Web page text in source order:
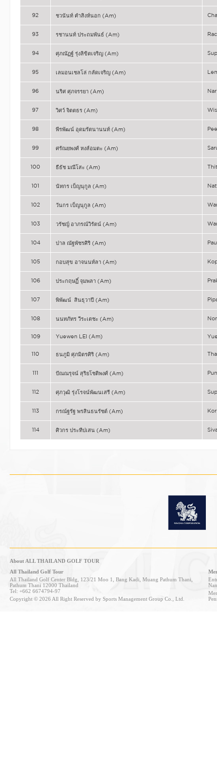
92 ชวนันท์ คำสิงห์นอก (Am)
93 รชานนท์ ประถมพันธ์ (Am)
94 ศุภณัฏฐ์ รุ่งลิขิตเจริญ (Am)
95 เลมอนเชลโล่ กลัดเจริญ (Am)
96 นริศ ศุภจรรยา (Am)
97 วิศว์ จิตตธร (Am)
98 พีรพัฒน์ อุดมรัตนานนท์ (Am)
99 ศรัณยพงศ์ หงส์อมตะ (Am)
100 ธีธัช มณีโสะ (Am)
101 นัทกร เบ็ญนุกูล (Am)
102 วันกร เบ็ญนุกูล (Am)
103 วรัชญ์ อาภรณ์วิรัตน์ (Am)
104 ปาล ณัฐพัชรศิริ (Am)
105 กอบสุข อาจนนท์ลา (Am)
106 ประกฤษฏิ์ จุมพลา (Am)
107 พิพัฒน์ สินธุวาปี (Am)
108 นนทภัทร วีระเตชะ (Am)
109 Yuewen LEI (Am)
110 ธนภูมิ ศุภมิตรศิริ (Am)
111 ปัณณรุจน์ สุริยโชติพงศ์ (Am)
112 ศุภวุฒิ รุ่งโรจน์พัฒนเสรี (Am)
113 กรณ์ฐรัฐ พรสินธนรัชต์ (Am)
114 ศิวกร ประทีปเสน (Am)
About ALL THAILAND GOLF TOUR
All Thailand Golf Tour
All Thailand Golf Center Bldg, 123/21 Moo 1, Bang Kadi, Muang Pathum Thani,
Pathum Thani 12000 Thailand
Tel: +662 6674794-97
Copyright © 2026 All Right Reserved by Sports Management Group Co., Ltd.